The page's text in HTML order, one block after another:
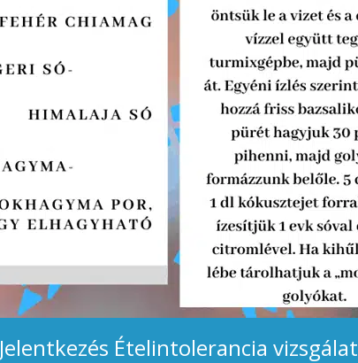
Jelentkezés Ételintolerancia